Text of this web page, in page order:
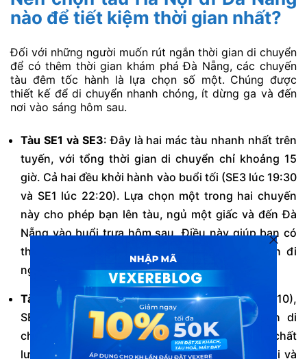
nào để tiết kiệm thời gian nhất?
Đối với những người muốn rút ngắn thời gian di chuyển
để có thêm thời gian khám phá Đà Nẵng, các chuyến
tàu đêm tốc hành là lựa chọn số một. Chúng được
thiết kế để di chuyển nhanh chóng, ít dừng ga và đến
nơi vào sáng hôm sau.
Tàu SE1 và SE3: Đây là hai mác tàu nhanh nhất trên
tuyến, với tổng thời gian di chuyển chỉ khoảng 15
giờ. Cả hai đều khởi hành vào buổi tối (SE3 lúc 19:30
và SE1 lúc 22:20). Lựa chọn một trong hai chuyến
này cho phép bạn lên tàu, ngủ một giấc và đến Đà
Nẵng vào buổi trưa hôm sau. Điều này giúp bạn có
thể nhận phòng khách sạn và bắt đầu chuyến đi
ngay lập tức.
Tàu SE19 : Khởi hành muộn hơn một chút (20:10),
SE19 cũng là một lựa chọn tốt với thời gian di
chuyển khoảng 16 giờ. Đây là một chuyến tàu chất
lượng cao, thường được trang bị toa xe hiện đại và